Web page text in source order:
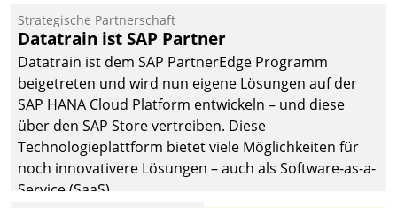
Strategische Partnerschaft
Datatrain ist SAP Partner
Datatrain ist dem SAP PartnerEdge Programm
beigetreten und wird nun eigene Lösungen auf der
SAP HANA Cloud Platform entwickeln – und diese
über den SAP Store vertreiben. Diese
Technologieplattform bietet viele Möglichkeiten für
noch innovativere Lösungen – auch als Software-as-a-
Service (SaaS).